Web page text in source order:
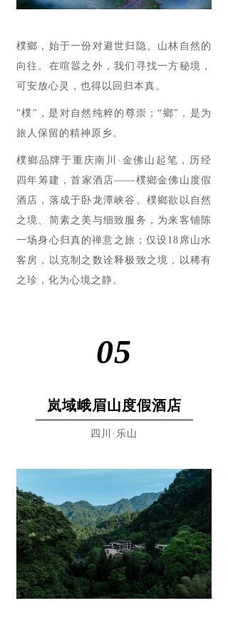
樸鄉，始于一份对避世归隐、山林自然的
向往。在喧嚣之外，我们寻找一方秘境，
可安放心灵，也得以回归本真。
"樸"，是对自然纯粹的尊崇；“鄉”，是为
旅人保留的精神原乡。
樸鄉品牌于重庆南川·金佛山起笔，历经
四年筹建，首家酒店——樸鄉金佛山度假
酒店，落成于卧龙潭峡谷。樸鄉欲以自然
之境、简素之美与细致服务，为来客铺陈
一场身心归真的禅意之旅；仅设18席山水
客房，以克制之数诠释极致之境，以稀有
之珍，化为心境之静。
05
岚域峨眉山度假酒店
四川·乐山